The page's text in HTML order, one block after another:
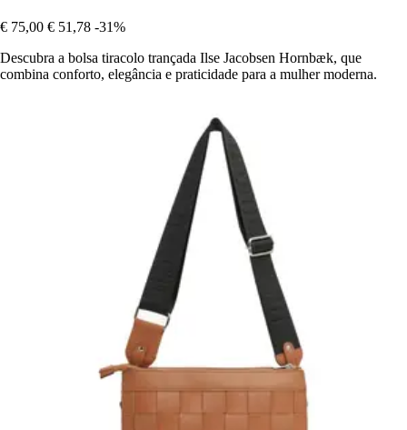
€ 75,00 € 51,78 -31%
Descubra a bolsa tiracolo trançada Ilse Jacobsen Hornbæk, que
combina conforto, elegância e praticidade para a mulher moderna.